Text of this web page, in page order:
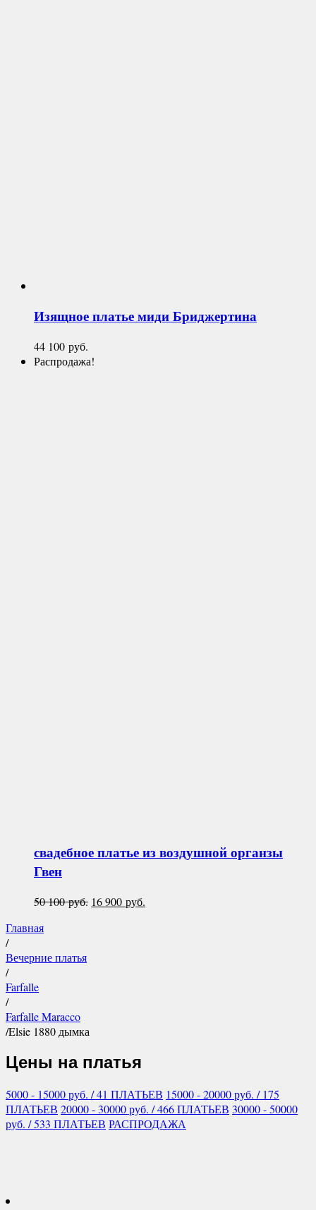
Изящное платье мидиБриджертина
44 100 руб.
Распродажа!
свадебное платье из воздушной органзы
Гвен
50 100руб. Первоначальная
16 900 руб.
Главная
/
Вечерние платья
/
Farfalle
/
Farfalle Maracco
/Elsie 1880 дымка
Цены на платья
5000 - 15000руб. / 41 ПЛАТЬЕВ 15000 - 20000руб. / 175
ПЛАТЬЕВ 20000 - 30000руб. / 466 ПЛАТЬЕВ 30000 - 50000
руб. / 533 ПЛАТЬЕВ РАСПРОДАЖА